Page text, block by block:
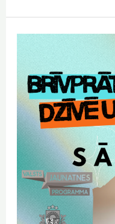
pieder
pasaule”
uzsāk
jaunu
projektu
“Brīvprātīgais
dzīvē
un
stāstos”